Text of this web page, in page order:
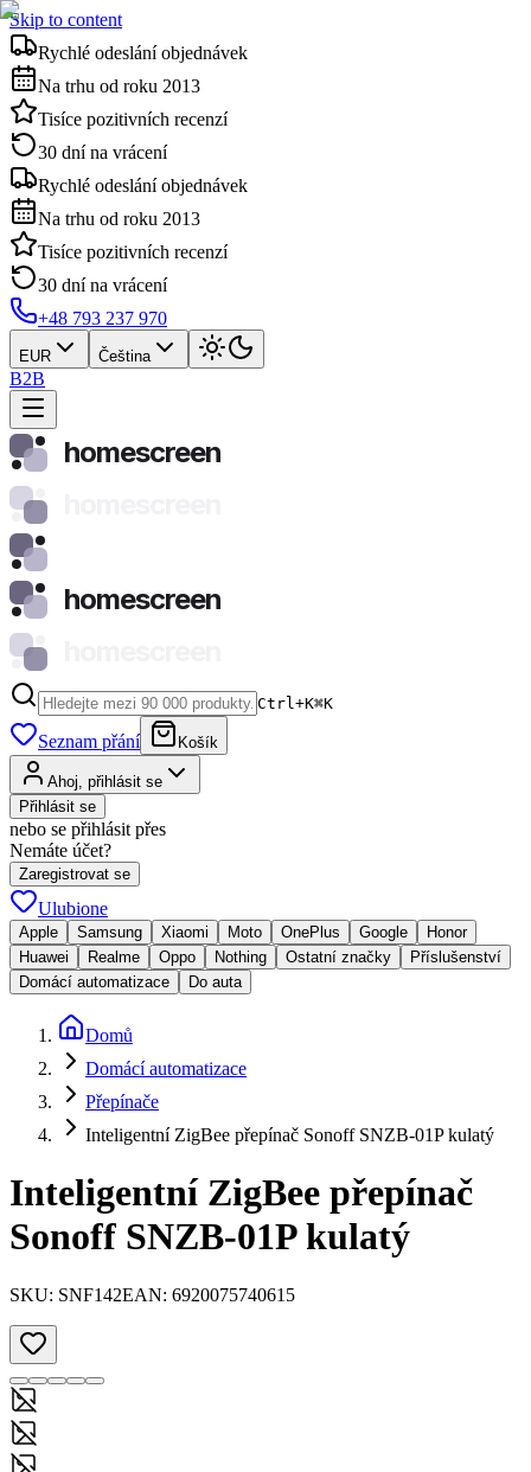
Skip to content
Rychlé odeslání objednávek
Na trhu od roku 2013
Tisíce pozitivních recenzí
30 dní na vrácení
Rychlé odeslání objednávek
Na trhu od roku 2013
Tisíce pozitivních recenzí
30 dní na vrácení
+48 793 237 970
EUR Čeština
B2B
homescreen
homescreen
Ctrl+K⌘K
Seznam přání Košík
Ahoj, přihlásit se
Přihlásit se
nebo se přihlásit přes
Nemáte účet?
Zaregistrovat se
Ulubione
Apple Samsung Xiaomi Moto OnePlus Google
Honor
Huawei
Realme Oppo Nothing Ostatní značky
Příslušenství
Domácí automatizace
Do auta
Domů
Domácí automatizace
Přepínače
Inteligentní ZigBee přepínač Sonoff SNZB-01P kulatý
Inteligentní ZigBee přepínač
Sonoff SNZB-01P kulatý
SKU: SNF142EAN: 6920075740615